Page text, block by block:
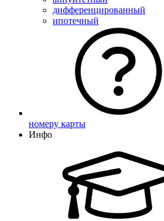
дифференцированный
ипотечный
номеру карты
Инфо